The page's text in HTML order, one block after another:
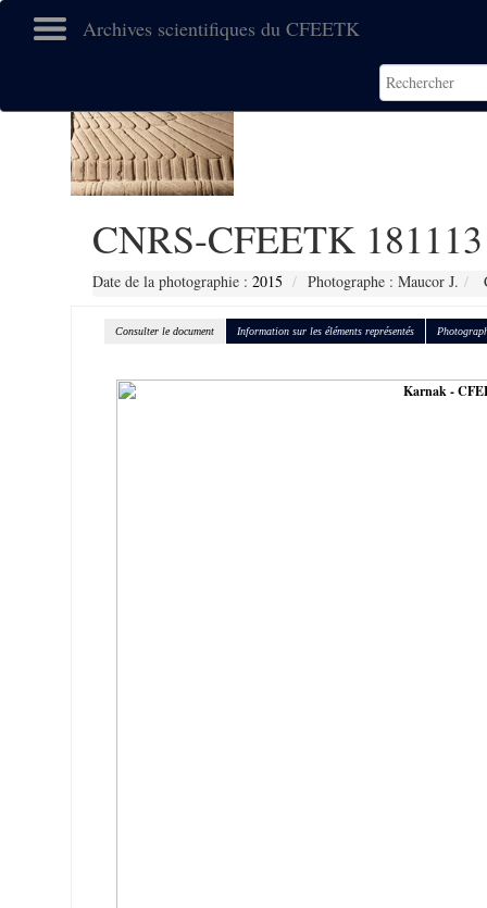
Archives scientifiques du CFEETK
CNRS-CFEETK 181113
Date de la photographie : 2015 Photographe : Maucor J.
Consulter le document Information sur les éléments représentés